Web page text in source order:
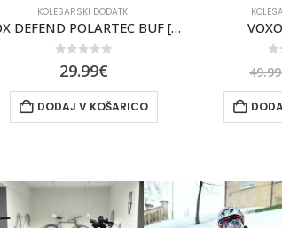
KOLESARSKI DODATKI
VOXOM GALOŠE
49.99€ 34.99
DODAJ V KOŠARICO
KAPA